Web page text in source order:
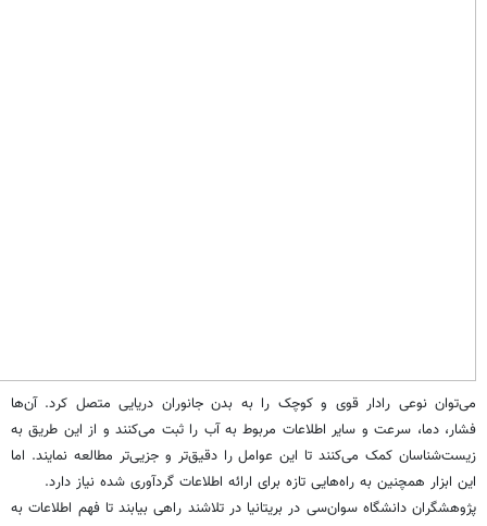
می‌توان نوعی رادار قوی و کوچک را به بدن جانوران دریایی متصل کرد. آن‌ها
فشار،‌ دما، سرعت و سایر اطلاعات مربوط به آب را ثبت می‌کنند و از این طریق به
زیست‌شناسان کمک می‌کنند تا این عوامل را دقیق‌تر و جزیی‌تر مطالعه نمایند. اما
این ابزار همچنین به راه‌هایی تازه برای ارائه اطلاعات گردآوری شده نیاز دارد.
پژوهشگران دانشگاه سوان‌سی در بریتانیا در تلاشند راهی بیابند تا فهم اطلاعات به